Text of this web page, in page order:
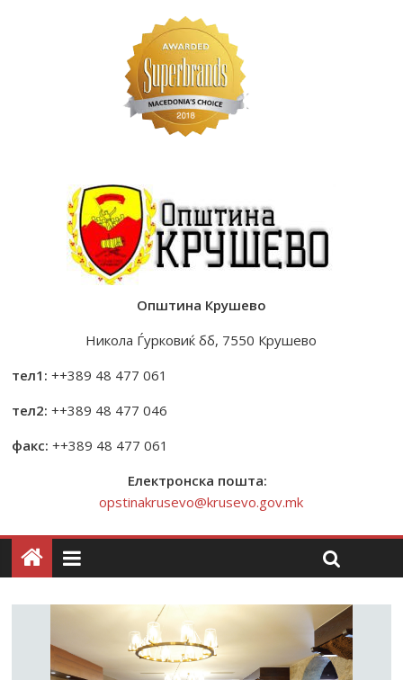
Општина Крушево
Никола Ѓурковиќ бб, 7550 Крушево
тел1: ++389 48 477 061
тел2: ++389 48 477 046
факс: ++389 48 477 061
Електронска пошта:
opstinakrusevo@krusevo.gov.mk